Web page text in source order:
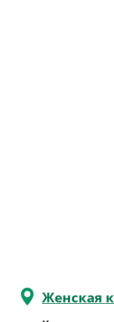
Женская